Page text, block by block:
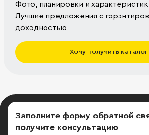
Фото, планировки и
Лучшие предложения с
доходностью
Хочу получить каталог
Заполните форму обратной
получите консультацию